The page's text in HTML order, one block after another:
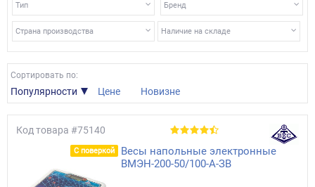
Тип Бренд
Страна производства Наличие на складе
Сортировать по:
Популярности Цене Новизне
Код товара #75140
С поверкой
Весы напольные электронные
ВМЭН-200-50/100-А-ЗВ